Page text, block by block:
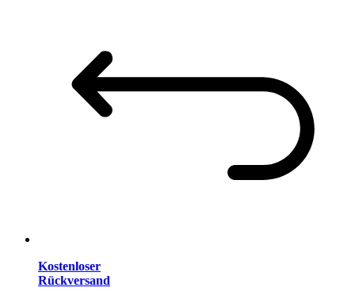
Kostenloser
Rückversand